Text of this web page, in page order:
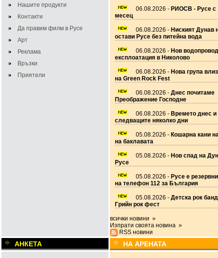
Нашите продукти
Контакти
Да правим филм в Русе
Арт
Реклама
Връзки
Приятели
06.08.2026 - РИОСВ - Русе с
месец
06.08.2026 - Ниският Дунав
остави Русе без питейна вода
06.08.2026 - Нов
експлоатация в Николово
06.08.2026 - Нова група
на Green Rock Fest
06.08.2026 - Днес почитаме
Преображение Господне
06.08.2026 - Времето днес и
следващите няколко дни
05.08.2026 - Кошарна кани
на баклавата
05.08.2026 - Нов спад на
Русе
05.08.2026 - Русе е
на телефон 112 за България
05.08.2026 - Детска рок
Грийн рок фест
всички новини »
Изпрати своята новина »
RSS новини
АНКЕТА НА АРЕНАТА